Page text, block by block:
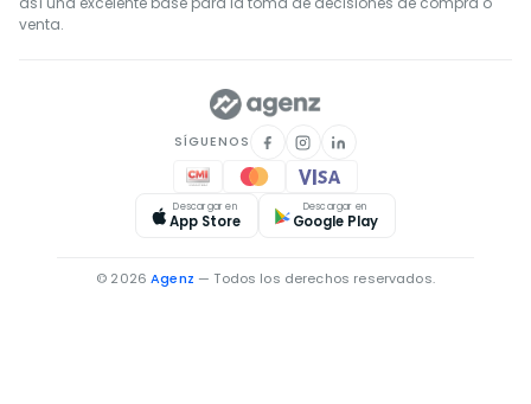
venta.
SÍGUENOS
Descargar en
App Store
Descargar en
Google Play
© 2026Agenz — Todos los derechos reservados.